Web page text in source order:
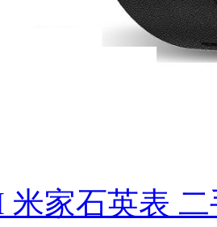
米家石英表